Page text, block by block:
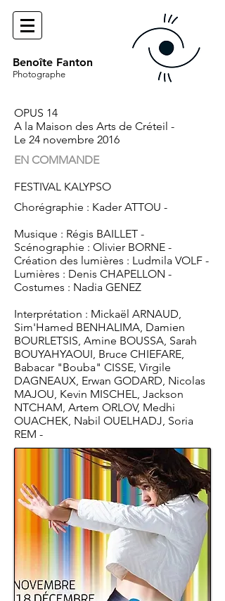
Benoîte Fanton
Photographe
OPUS 14
A la Maison des Arts de Créteil -
Le 24 novembre 2016
EN COMMANDE
FESTIVAL KALYPSO
Chorégraphie : Kader ATTOU -
Musique : Régis BAILLET -
Scénographie : Olivier BORNE -
Création des lumières : Ludmila VOLF -
Lumières : Denis CHAPELLON -
Costumes : Nadia GENEZ
Interprétation : Mickaël ARNAUD,
Sim'Hamed BENHALIMA, Damien
BOURLETSIS, Amine BOUSSA, Sarah
BOUYAHYAOUI, Bruce CHIEFARE,
Babacar "Bouba" CISSE, Virgile
DAGNEAUX, Erwan GODARD, Nicolas
MAJOU, Kevin MISCHEL, Jackson
NTCHAM, Artem ORLOV, Medhi
OUACHEK, Nabil OUELHADJ, Soria
REM -